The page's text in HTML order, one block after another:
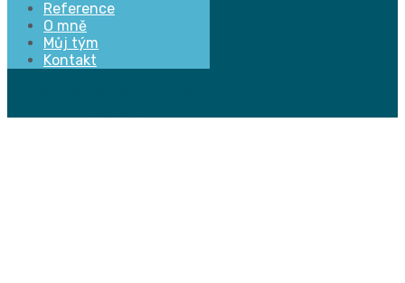
Reference
O mně
Můj tým
Kontakt